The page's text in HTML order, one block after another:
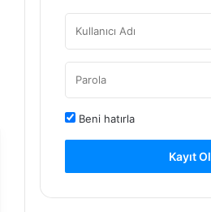
Beni hatırla
Kayıt Ol